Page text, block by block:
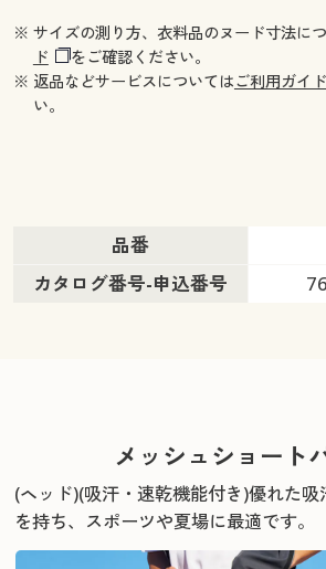
※ サイズの測り方、衣料品のヌード寸法に
ド
をご確認ください。
※ 返品などサービスについてはご利用ガイド
い。
品番
カタログ番号-申込番号
メッシュショート
(ヘッド)(吸汗・速乾機能付き)優れた吸
を持ち、スポーツや夏場に最適です。